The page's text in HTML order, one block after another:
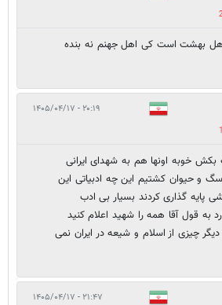
بهشت است کی اهل جهنم نه بنده
۲۰:۱۹ - ۱۴۰۵/۰۴/۱۷
بکش خوبه اونها هم به شهدای ایرانی
ما ۱۲ هزار سگ و حیوان کشتیم این چه ادبیاتی این
پایه گذاری کردند بسیار بی ادب
به قول آقا همه را شهید اعلام کنید
چیزی از اسلام و شیعه در ایران نمی
۲۱:۴۷ - ۱۴۰۵/۰۴/۱۷